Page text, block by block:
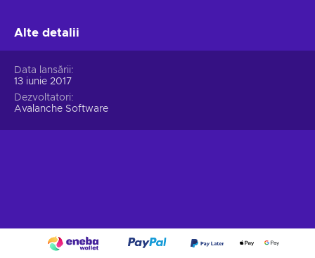
Alte detalii
Data lansării
13 iunie 2017
Dezvoltatori
Avalanche Software